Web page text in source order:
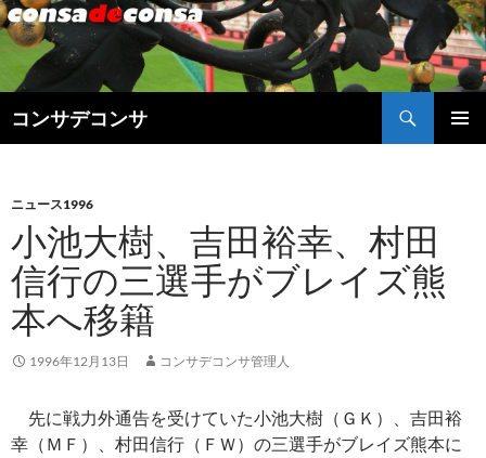
コンサデコンサ
索
ン
へ
ス
キ
ッ
ニュース1996
小池大樹、吉田裕幸、村田
信行の三選手がブレイズ熊
本へ移籍
1996年12月13日 コンサデコンサ管理人
先に戦力外通告を受けていた小池大樹（ＧＫ）、吉田裕
幸（ＭＦ）、村田信行（ＦＷ）の三選手がブレイズ熊本に